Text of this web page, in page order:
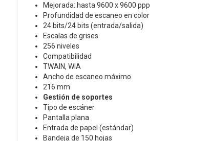
Mejorada: hasta 9600 x 9600 ppp
Profundidad de escaneo en color
24 bits/24 bits (entrada/salida)
Escalas de grises
256 niveles
Compatibilidad
TWAIN, WIA
Ancho de escaneo máximo
216 mm
Gestión de soportes
Tipo de escáner
Pantalla plana
Entrada de papel (estándar)
Bandeja de 150 hojas